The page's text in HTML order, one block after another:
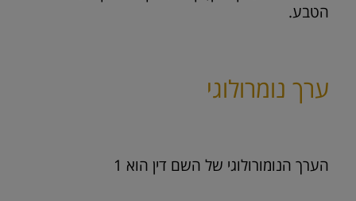
הטבע.
ערך נומרולוגי
הערך הנומורולוגי של השם דין הוא 1